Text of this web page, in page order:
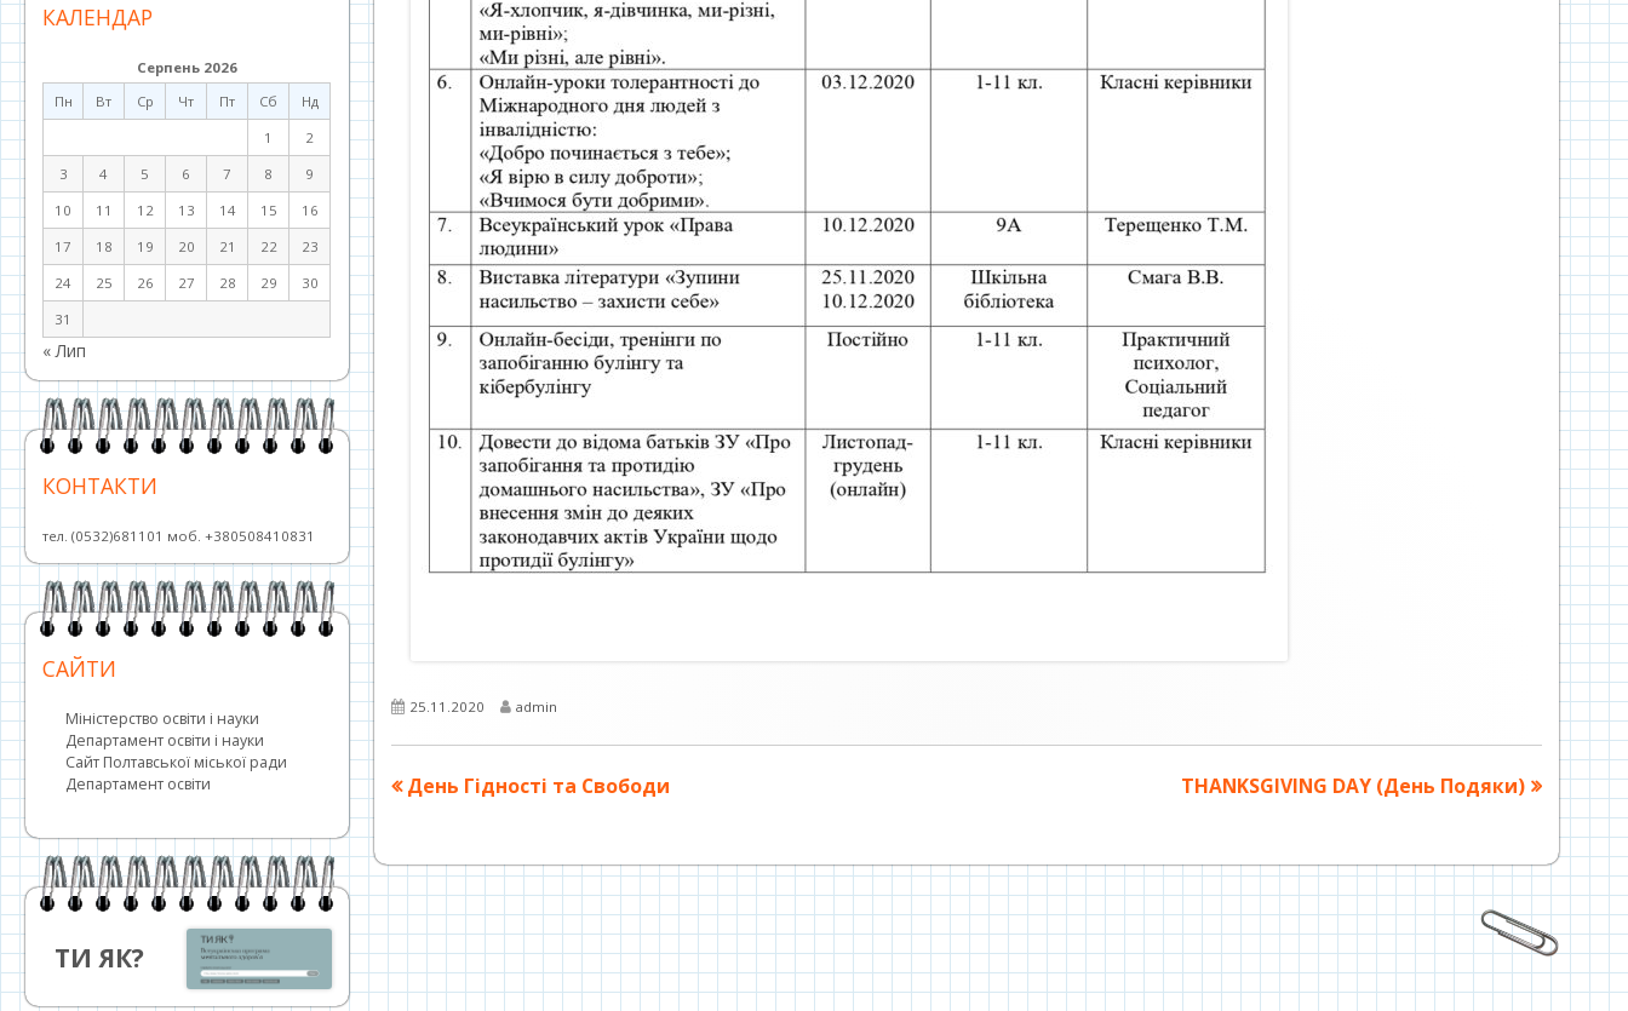
КАЛЕНДАР
Серпень 2026
Пн
Вт Ср Чт Пт Сб
Нд
1
2
3
4 5 6 7 8
9
10
11 12 13 14 15
16
17
18 19 20 21 22
23
24
25 26 27 28 29
30
31
« Лип
КОНТАКТИ
тел. (0532)681101 моб. +380508410831
САЙТИ
Міністерство освіти і науки
Департамент освіти і науки
Сайт Полтавської міської ради
Департамент освіти
ТИ ЯК?
Опубліковано
25.11.2020 Автор
admin
Навігація
Попередня
День Гідності та Свободи
Наступна
THANKSGIVING DAY (День Подяки)